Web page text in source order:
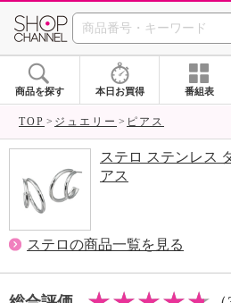
SHOP
商品を探す 本日お買得 番組表
TOP ジュエリー ピアス
ステロ ステンレス
アス
ステロの商品一覧を見る